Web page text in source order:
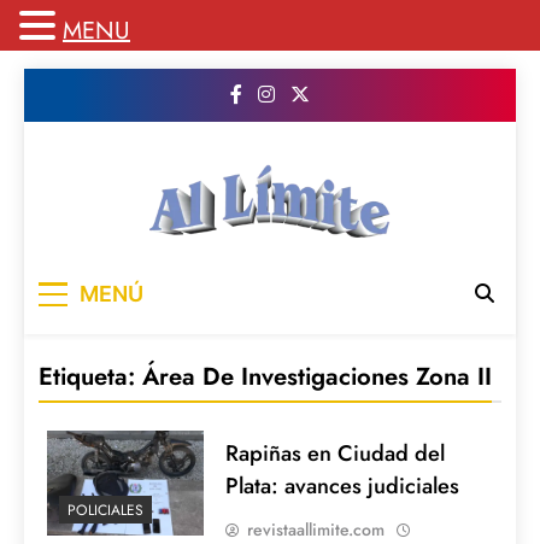
publicamos todo el contenido e informacion
MENÚ
Etiqueta: Área De Investigaciones Zona II
POLICIALES
Rapiñas en Ciudad del
Plata: avances judiciales
revistaallimite.com
MENU